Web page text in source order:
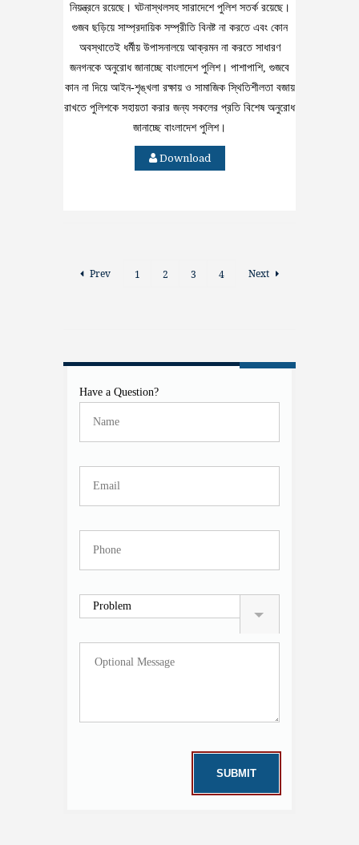
নিয়ন্ত্রনে রয়েছে। ঘটনাস্থলসহ সারাদেশে পুলিশ সতর্ক রয়েছে।
গুজব ছড়িয়ে সাম্প্রদায়িক সম্প্রীতি বিনষ্ট না করতে এবং কোন
অবস্থাতেই ধর্মীয় উপাসনালয়ে আক্রমন না করতে সাধারণ
জনগনকে অনুরোধ জানাচ্ছে বাংলাদেশ পুলিশ। পাশাপাশি, গুজবে
কান না দিয়ে আইন-শৃঙ্খলা রক্ষায় ও সামাজিক স্থিতিশীলতা বজায়
রাখতে পুলিশকে সহায়তা করার জন্য সকলের প্রতি বিশেষ অনুরোধ
জানাচ্ছে বাংলাদেশ পুলিশ।
Download
Prev 1 2 3 4 Next
Have a Question?